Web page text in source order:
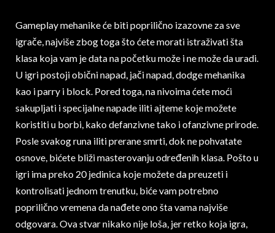
Gameplay mehanike će biti poprilično izazovne za sve
igrače, najviše zbog toga što ćete morati istraživati šta
klasa koja vam je data na početku može i ne može da uradi.
U igri postoji obični napad, jači napad, dodge mehanika
kao i parry i block. Pored toga, na nivoima ćete moći
sakupljati i specijalne napade iliti ajteme koje možete
koristiti u borbi, kako defanzivne tako i ofanzivne prirode.
Posle svakog runa iliti prerane smrti, dok ne pohvatate
osnove, bićete bliži masterovanju određenih klasa. Pošto u
igri ima preko 20 jedinica koje možete da preuzeti i
kontrolisati jednom trenutku, biće vam potrebno
poprilično vremena da nađete ono šta vama najviše
odgovara. Ova stvar nikako nije loša, jer retko koja igra,